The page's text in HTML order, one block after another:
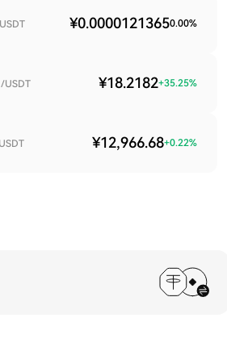
¥0.00001213650.00%
/USDT ¥18.2182+35.25%
¥12,966.68+0.22%